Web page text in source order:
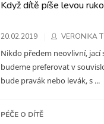
Když dítě píše levou
20.02.2019 VERONIKA
Nikdo předem neovlivní,
budeme preferovat v
bude pravák nebo levák, s ...
PÉČE O DÍTĚ